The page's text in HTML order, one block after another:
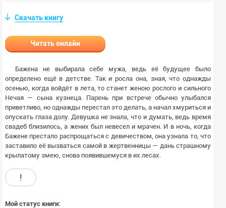
Скачать книгу
Читать онлайн
Бажена не выбирала себе мужа, ведь её будущее было
определено ещё в детстве. Так и росла она, зная, что однажды
осенью, когда войдёт в лета, то станет женою рослого и сильного
Нечая — сына кузнеца. Парень при встрече обычно улыбался
приветливо, но однажды перестал это делать, а начал хмуриться и
опускать глаза долу. Девушка не знала, что и думать, ведь время
свадеб близилось, а жених был невесел и мрачен. И в ночь, когда
Бажене престало распрощаться с девичеством, она узнала то, что
заставило её вызваться самой в жертвенницы — дань страшному
крылатому змею, снова появившемуся в их лесах.
!
Мой статус книги: